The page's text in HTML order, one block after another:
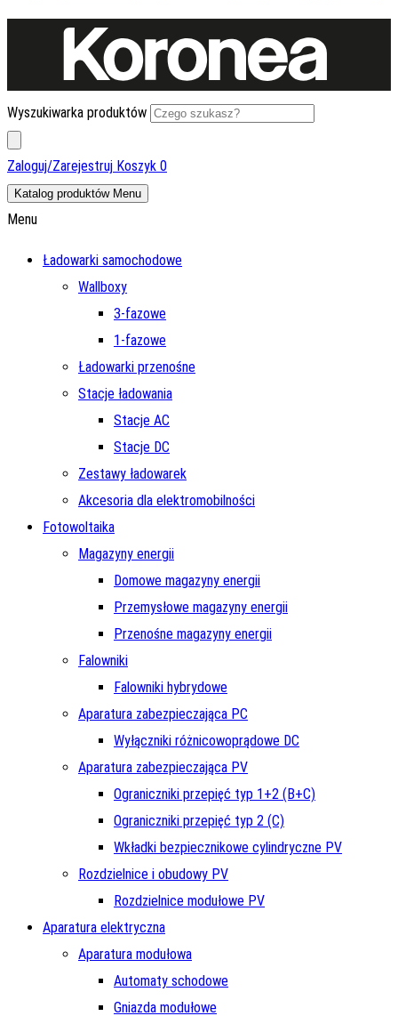
Wyszukiwarka produktów
Zaloguj/Zarejestruj Koszyk 0
Katalog produktów Menu
Menu
Ładowarki samochodowe
Wallboxy
3-fazowe
1-fazowe
Ładowarki przenośne
Stacje ładowania
Stacje AC
Stacje DC
Zestawy ładowarek
Akcesoria dla elektromobilności
Fotowoltaika
Magazyny energii
Domowe magazyny energii
Przemysłowe magazyny energii
Przenośne magazyny energii
Falowniki
Falowniki hybrydowe
Aparatura zabezpieczająca PC
Wyłączniki różnicowoprądowe DC
Aparatura zabezpieczająca PV
Ograniczniki przepięć typ 1+2 (B+C)
Ograniczniki przepięć typ 2 (C)
Wkładki bezpiecznikowe cylindryczne PV
Rozdzielnice i obudowy PV
Rozdzielnice modułowe PV
Aparatura elektryczna
Aparatura modułowa
Automaty schodowe
Gniazda modułowe